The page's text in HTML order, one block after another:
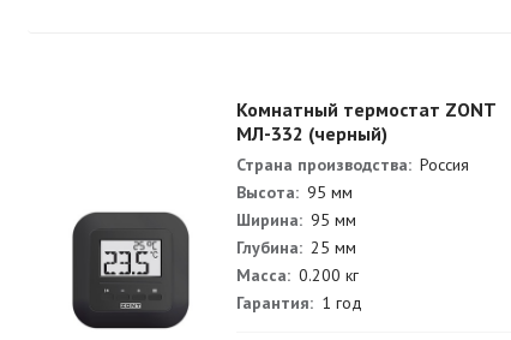
Комнатный термостат ZONT
МЛ-332 (черный)
Страна производства: Россия
Высота: 95 мм
Ширина: 95 мм
Глубина: 25 мм
Масса: 0.200 кг
Гарантия: 1 год